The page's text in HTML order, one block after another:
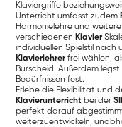
Klaviergriffe
Unterricht umfasst zudem
Harmonielehre und
verschiedenen Klavier
individuellen Spielstil nach
Klavierlehrer frei wählen,
Burscheid. Außerdem
Bedürfnissen fest.
Erlebe die Flexibilität und
Klavierunterricht bei der
perfekt darauf
weiterzuentwickeln,